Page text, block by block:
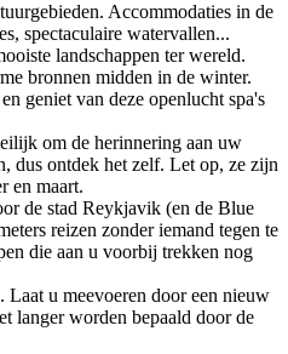
Accommodaties in de
spectaculaire watervallen...
landschappen ter wereld.
bronnen midden in de winter.
geniet van deze openlucht spa's
om de herinnering aan uw
dus ontdek het zelf. Let op, ze zijn
en maart.
de stad Reykjavik (en de Blue
reizen zonder iemand tegen te
die aan u voorbij trekken nog
u meevoeren door een nieuw
langer worden bepaald door de